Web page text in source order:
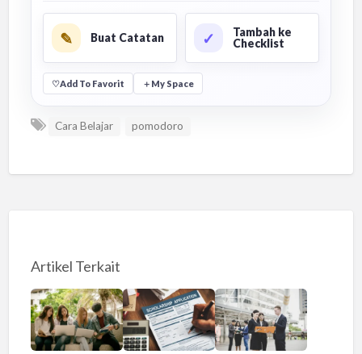
✎ Buat Catatan ✓
Tambah ke
Checklist
♡Add To Favorit ＋ My Space
Cara Belajar pomodoro
Artikel Terkait